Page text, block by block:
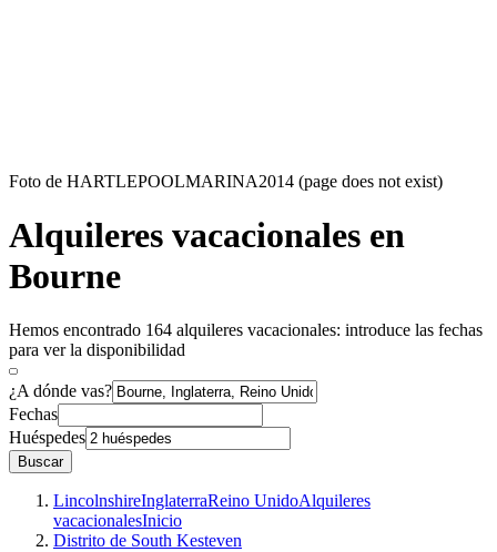
Foto de HARTLEPOOLMARINA2014 (page does not exist)
Alquileres vacacionales en
Bourne
Hemos encontrado 164 alquileres vacacionales: introduce las fechas
para ver la disponibilidad
¿A dónde vas?
Fechas
Huéspedes
Buscar
LincolnshireInglaterraReino UnidoAlquileres
vacacionalesInicio
Distrito de South Kesteven